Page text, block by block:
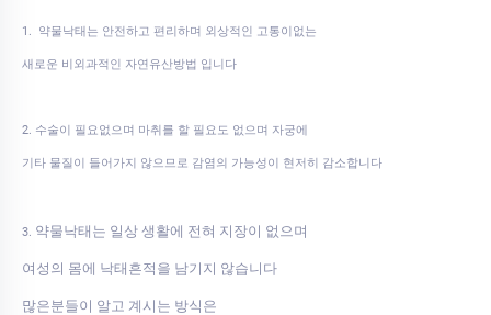
1. 약물낙태는 안전하고 편리하며 외상적인 고통이없는
새로운 비외과적인 자연유산방법 입니다
2. 수술이 필요없으며 마취를 할 필요도 없으며 자궁에
기타 물질이 들어가지 않으므로 감염의 가능성이 현저히 감소합니다
3. 약물낙태는 일상 생활에 전혀 지장이 없으며
여성의 몸에 낙태흔적을 남기지 않습니다
많은분들이 알고 계시는 방식은